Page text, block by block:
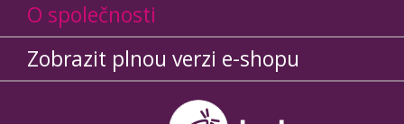
O společnosti
Zobrazit plnou verzi e-shopu